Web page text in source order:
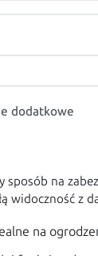
dodatkowe
sposób na
widoczność z
na